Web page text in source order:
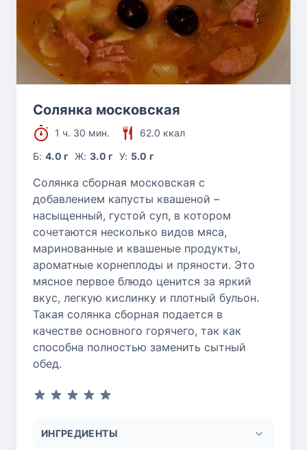
Солянка московская
1 ч. 30 мин.
62.0 ккал
Б:4.0 г Ж: 3.0 г У: 5.0 г
Солянка сборная московская с
добавлением капусты квашеной –
насыщенный, густой суп, в котором
сочетаются несколько видов мяса,
маринованные и квашеные продукты,
ароматные корнеплоды и пряности. Это
мясное первое блюдо ценится за яркий
вкус, легкую кислинку и плотный бульон.
Такая солянка сборная подается в
качестве основного горячего, так как
способна полностью заменить сытный
обед.
ИНГРЕДИЕНТЫ